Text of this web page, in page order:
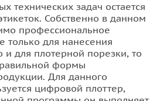
технических задач остается
Собственно в данном
профессиональное
только для нанесения
и для плотерной порезки, то
формы
Для данного
цифровой плоттер,